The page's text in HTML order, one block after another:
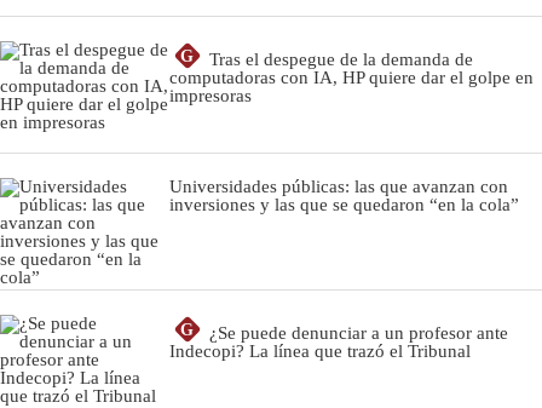
G
Tras el despegue de la demanda de
computadoras con IA, HP quiere dar el golpe en
impresoras
Universidades públicas: las que avanzan con
inversiones y las que se quedaron “en la cola”
G
¿Se puede denunciar a un profesor ante
Indecopi? La línea que trazó el Tribunal